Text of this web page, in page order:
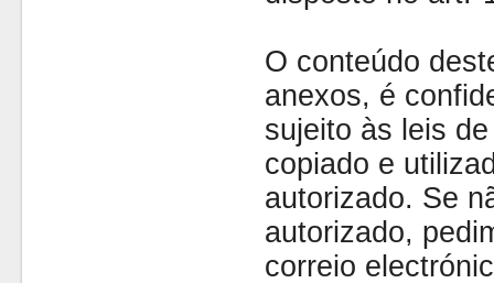
O conteúdo
anexos, é
sujeito às leis
copiado e
autorizado. Se
autorizado,
correio